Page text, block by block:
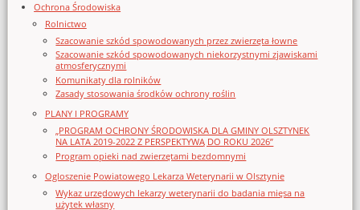
Ochrona Środowiska
Rolnictwo
Szacowanie szkód spowodowanych przez zwierzęta łowne
Szacowanie szkód spowodowanych niekorzystnymi zjawiskami
atmosferycznymi
Komunikaty dla rolników
Zasady stosowania środków ochrony roślin
PLANY I PROGRAMY
„PROGRAM OCHRONY ŚRODOWISKA DLA GMINY OLSZTYNEK
NA LATA 2019-2022 Z PERSPEKTYWĄ DO ROKU 2026”
Program opieki nad zwierzętami bezdomnymi
Ogloszenie Powiatowego Lekarza Weterynarii w Olsztynie
Wykaz urzędowych lekarzy weterynarii do badania mięsa na
użytek własny